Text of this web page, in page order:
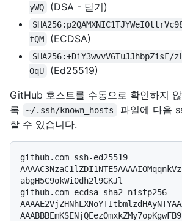
yWQ
(DSA - 닫기)
fQM
(ECDSA)
SHA256:+DiY3wvvV6TuJJhbpZisF/
OqU
(Ed25519)
GitHub 호스트를 수동으로 확인하지
록
~/.ssh/known_hosts
파일에 다음
할 수 있습니다.
github.com ssh-ed25519
abgH5C9okWi0dh2l9GKJl
github.com ecdsa-sha2-nistp256